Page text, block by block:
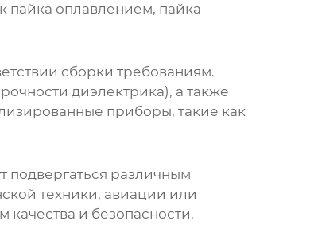
пайка оплавлением, пайка
сборки требованиям.
диэлектрика), а также
приборы, такие как
подвергаться различным
техники, авиации или
качества и безопасности.